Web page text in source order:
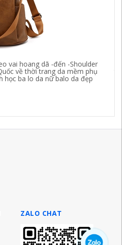
vai hoang dã -đến -Shoulder
về thời trang da mềm phụ
học ba lo da nữ balo da đẹp
ZALO CHAT